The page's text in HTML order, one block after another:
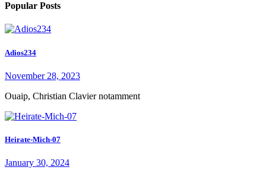
Popular Posts
Adios234
November 28, 2023
Ouaip, Christian Clavier notamment
Heirate-Mich-07
January 30, 2024